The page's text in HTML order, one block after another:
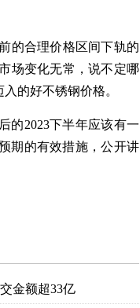
的合理价格区间下轨的
场变化无常，说不定哪
的好不锈钢价格。
的2023下半年应该有一
期的有效措施，公开讲
金额超33亿